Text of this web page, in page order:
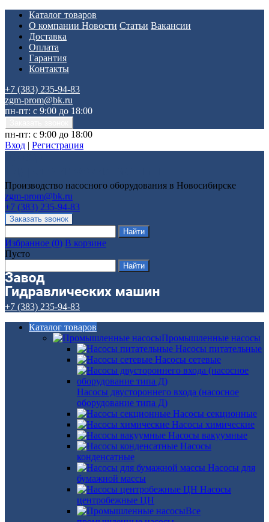
Каталог товаров
О компании Новости Статьи Вакансии
Доставка
Оплата
Гарантия
Контакты
+7 (383) 235-94-83
zgm-prom@bk.ru
пн-пт: с 9:00 до 18:00
пн-пт: с 9:00 до 18:00
Вход | Регистрация
Производство насосного оборудования в Новосибирске
zgm-prom@bk.ru
+7 (383) 235-94-83
Избранное (0) В корзине
Пусто
+7 (383) 235-94-83
Каталог товаров
Промышленные насосы
Насосы питательные
Насосы сетевые
Насосы двустороннего входа (насосное
оборудование типа Д)
Насосы секционные
Насосы химические
Насосы вакуумные
Насосы
конденсатные
Насосы для
бумажной массы
Насосы
центробежные ЦН
Все